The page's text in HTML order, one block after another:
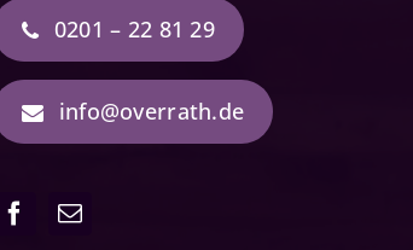
0201 – 22 81 29
info@overrath.de